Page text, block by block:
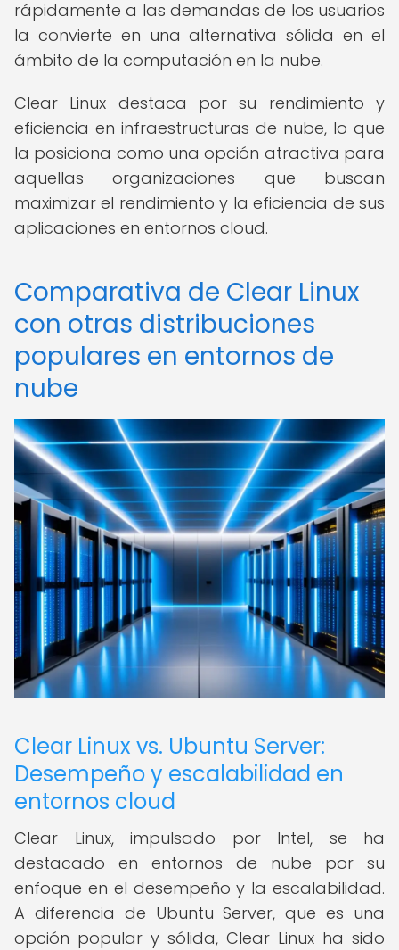
rápidamente a las demandas de los usuarios
la convierte en una alternativa sólida en el
ámbito de la computación en la nube.
Clear Linux destaca por su rendimiento y
eficiencia en infraestructuras de nube, lo que
la posiciona como una opción atractiva para
aquellas organizaciones que buscan
maximizar el rendimiento y la eficiencia de sus
aplicaciones en entornos cloud.
Comparativa de Clear Linux
con otras distribuciones
populares en entornos de
nube
Clear Linux vs. Ubuntu Server:
Desempeño y escalabilidad en
entornos cloud
Clear Linux, impulsado por Intel, se ha
destacado en entornos de nube por su
enfoque en el desempeño y la escalabilidad.
A diferencia de Ubuntu Server, que es una
opción popular y sólida, Clear Linux ha sido